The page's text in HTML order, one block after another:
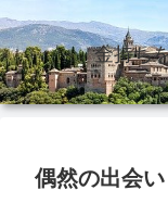
金持ち
偶然の出会い